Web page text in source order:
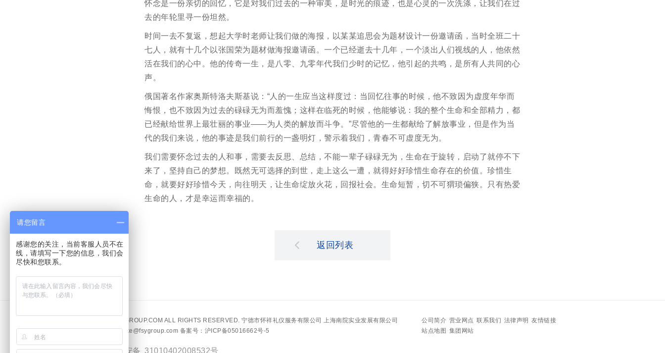
怀念是一份亲切的回忆，它是对我们过去的一种审美，是时光的痕迹，也是心灵的一次洗涤，让我们在过
去的年轮里寻一份坦然。
时间一去不复返，想起大学时老师让我们做的海报，以某某追思会为题材设计一份邀请函，当时全班二十
七人，就有十几个以张国荣为题材做海报邀请函。一个已经逝去十几年，一个淡出人们视线的人，他依然
活在我们的心中。他的传奇一生，是八零、九零年代我们少时的记忆，他引起的共鸣，是所有人共同的心
声。
俄国著名作家奥斯特洛夫斯基说：“人的一生应当这样度过：当回忆往事的时候，他不致因为虚度年华而
悔恨，也不致因为过去的碌碌无为而羞愧；这样在临死的时候，他能够说：我的整个生命和全部精力，都
已经献给世界上最壮丽的事业——为人类的解放而斗争。”尽管他的一生都献给了解放事业，但是作为当
代的我们来说，他的事迹是我们前行的一盏明灯，警示着我们，青春不可虚度无为。
我们需要怀念过去的人和事，需要去反思、总结，不能一辈子碌碌无为，生命在于旋转，启动了就停不下
来了，坚持自己的梦想。既然无可选择的到世，走上这么一遭，就得好好珍惜生命存在的价值。珍惜生
命，就要好好珍惜今天，向往明天，让生命绽放火花，回报社会。生命短暂，切不可猬琐偏狭。只有热爱
生命的人，才是幸运而幸福的。
返回列表
WWW.FSYGROUP.COM ALL RIGHTS RESERVED. 宁德市怀祥礼仪服务有限公司 上海南院实业发展有限公司
Email：website@fsygroup.com 备案号：沪ICP备05016662号-5
沪公网安备 31010402008532号
公司简介 营业网点 联系我们 法律声明 友情链接
站点地图 集团网站
请您留言
感谢您的关注，当前客服人员不在
线，请填写一下您的信息，我们会
尽快和您联系。